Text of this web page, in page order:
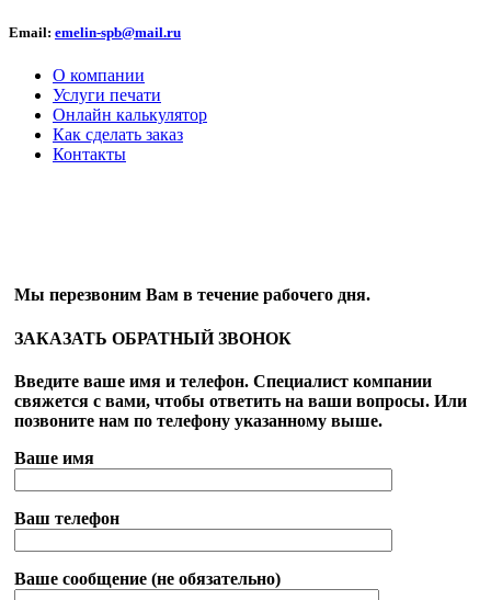
Email: emelin-spb@mail.ru
О компании
Услуги печати
Онлайн калькулятор
Как сделать заказ
Контакты
Мы перезвоним Вам в течение рабочего дня.
ЗАКАЗАТЬ ОБРАТНЫЙ ЗВОНОК
Введите ваше имя и телефон. Специалист компании
свяжется с вами, чтобы ответить на ваши вопросы. Или
позвоните нам по телефону указанному выше.
Ваше имя
Ваш телефон
Ваше сообщение (не обязательно)